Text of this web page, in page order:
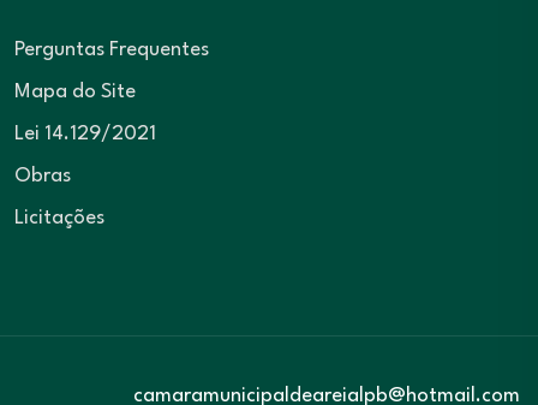
Perguntas Frequentes
Mapa do Site
Lei 14.129/2021
Obras
Licitações
camaramunicipaldeareialpb@hotmail.com